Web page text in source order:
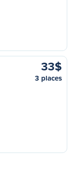
33$
3 places